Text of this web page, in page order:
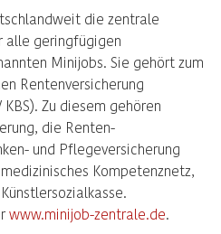
die zentrale
alle geringfügigen
Minijobs. Sie gehört zum
Rentenversicherung
Zu diesem gehören
die Renten-
und Pflegeversicherung
Kompetenznetz,
www.minijob-zentrale.de.